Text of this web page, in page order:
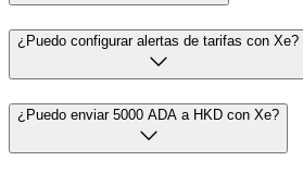
¿Puedo configurar alertas de tarifas con Xe?
¿Puedo enviar 5000 ADA a HKD con Xe?